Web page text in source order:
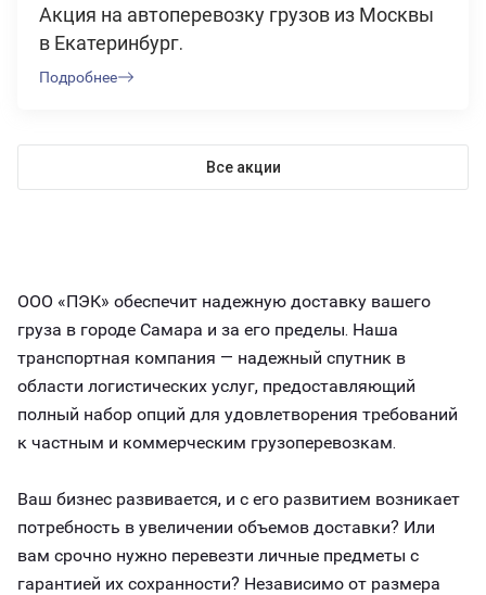
Акция на автоперевозку грузов из Москвы
в Екатеринбург.
Подробнее
Все акции
ООО «ПЭК» обеспечит надежную доставку вашего
груза в городе Самара и за его пределы. Наша
транспортная компания — надежный спутник в
области логистических услуг, предоставляющий
полный набор опций для удовлетворения требований
к частным и коммерческим грузоперевозкам.
Ваш бизнес развивается, и с его развитием возникает
потребность в увеличении объемов доставки? Или
вам срочно нужно перевезти личные предметы с
гарантией их сохранности? Независимо от размера